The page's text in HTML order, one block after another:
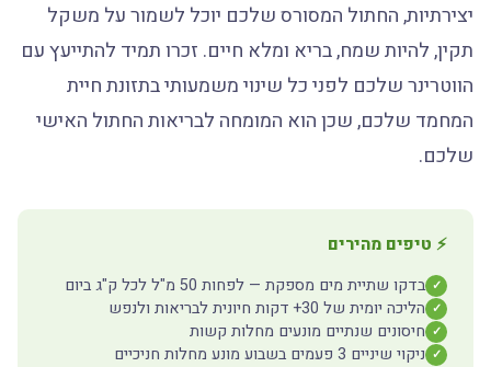
יצירתיות, החתול המסורס שלכם יוכל לשמור על משקל
תקין, להיות שמח, בריא ומלא חיים. זכרו תמיד להתייעץ עם
הווטרינר שלכם לפני כל שינוי משמעותי בתזונת חיית
המחמד שלכם, שכן הוא המומחה לבריאות החתול האישי
שלכם.
⚡ טיפים מהירים
✓ בדקו שתיית מים מספקת — לפחות 50 מ"ל לכל ק"ג ביום
✓ הליכה יומית של 30+ דקות חיונית לבריאות ולנפש
✓ חיסונים שנתיים מונעים מחלות קשות
✓ ניקוי שיניים 3 פעמים בשבוע מונע מחלות חניכיים